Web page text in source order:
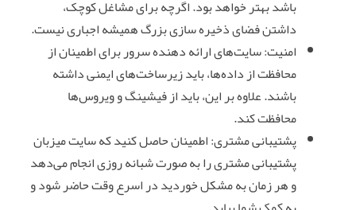
باشد بهتر خواهد بود. اگرچه برای مشاغل کوچک،
داشتن فضای ذخیره سازی بزرگ همیشه اجباری نیست.
امنیت: سایت‌های ارائه دهنده سرور برای اطمینان از
محافظت از داده‌ها، باید زیرساخت‌های ایمنی داشته
باشند. علاوه بر این، باید از فیشینگ و ویروس‌ها
محافظت کند.
پشتیبانی مشتری: اطمینان حاصل کنید که سایت میزبان
پشتیبانی مشتری را به صورت شبانه روزی انجام می‌دهد
و هر زمان به مشکل خوردید در اسرع وقت حاضر شود و